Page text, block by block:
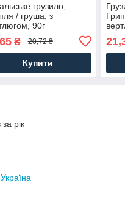
грузило,
/ груша, з
90г
₴ 20,72 ₴
Купити
рік